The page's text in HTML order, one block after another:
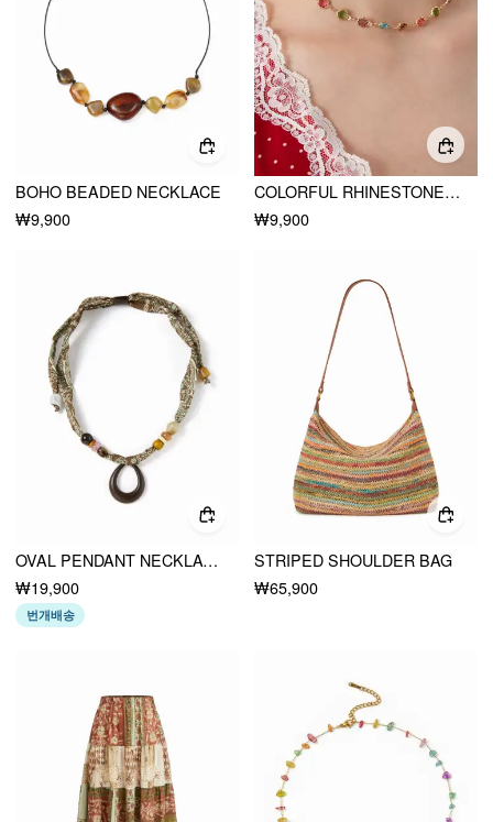
BOHO BEADED NECKLACE
₩9,900
COLORFUL RHINESTONE CHAIN NECKLACE
₩9,900
OVAL PENDANT NECKLACE
₩19,900
번개배송
STRIPED SHOULDER BAG
₩65,900